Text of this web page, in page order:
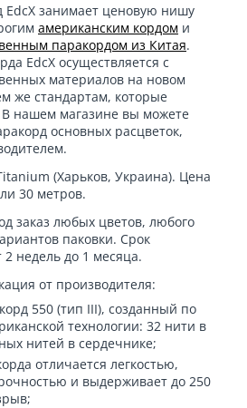
EdcX занимает ценовую нишу
американским кордом и
паракордом из Китая.
EdcX осуществляется с
материалов на новом
же стандартам, которые
нашем магазине вы можете
основных расцветок,
(Харьков, Украина). Цена
30 метров.
заказ любых цветов, любого
паковки. Срок
2 недель до 1 месяца.
от производителя:
550 (тип III), созданный по
технологии: 32 нити в
нитей в сердечнике;
отличается легкостью,
и выдерживает до 250